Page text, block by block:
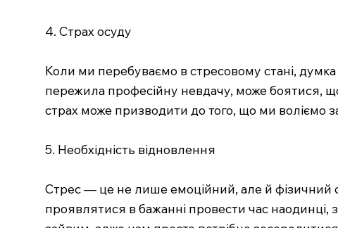
4. Страх осуду
Коли ми перебуваємо в стресовому стані,
пережила професійну невдачу, може боятися,
страх може призводити до того, що ми воліємо
5. Необхідність відновлення
Стрес — це не лише емоційний, але й фізичний
проявлятися в бажанні провести час наодинці,